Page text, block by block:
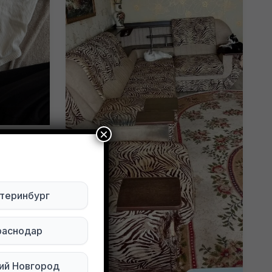
Новгород
×